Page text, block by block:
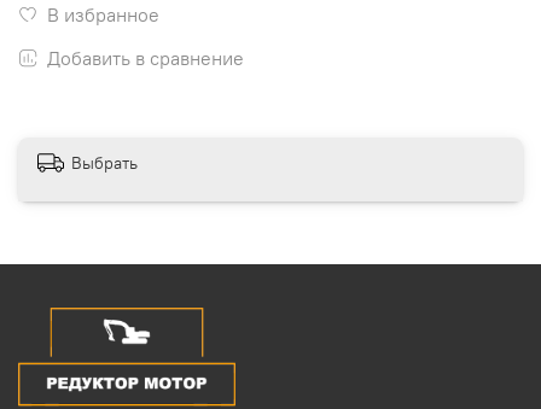
В избранное
Добавить в сравнение
Выбрать